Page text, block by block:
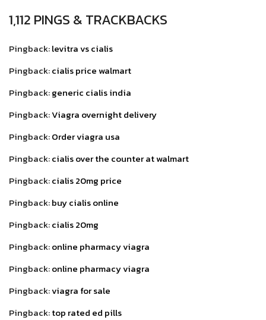
1,112 PINGS & TRACKBACKS
Pingback:levitra vs cialis
Pingback:cialis price walmart
Pingback:generic cialis india
Pingback:Viagra overnight delivery
Pingback:Order viagra usa
Pingback:cialis over the counter at walmart
Pingback:cialis 20mg price
Pingback:buy cialis online
Pingback:cialis 20mg
Pingback:online pharmacy viagra
Pingback:online pharmacy viagra
Pingback:viagra for sale
Pingback:top rated ed pills